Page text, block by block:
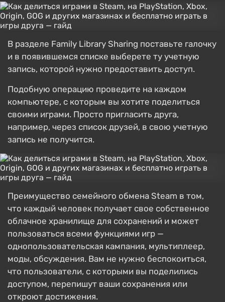
В разделе Family Library Sharing поставьте галочку
и в появившемся списке выберете ту учетную
запись, которой нужно предоставить доступ.
Подобную операцию проведите на каждом
компьютере, с которым вы хотите поделиться
своими играми. Просто пригласить друга,
например, через список друзей, в свою учетную
запись не получится.
Преимущество семейного обмена Steam в том,
что каждый человек получает свое собственное
облачное хранилище для сохранений и может
пользоваться всеми функциями игр —
однопользовательская кампания, мультиплеер,
моды, обсуждения. Вам не нужно беспокоиться,
что пользователи, с которыми вы поделились
доступом, перепишут ваши сохранения или
откроют достижения.